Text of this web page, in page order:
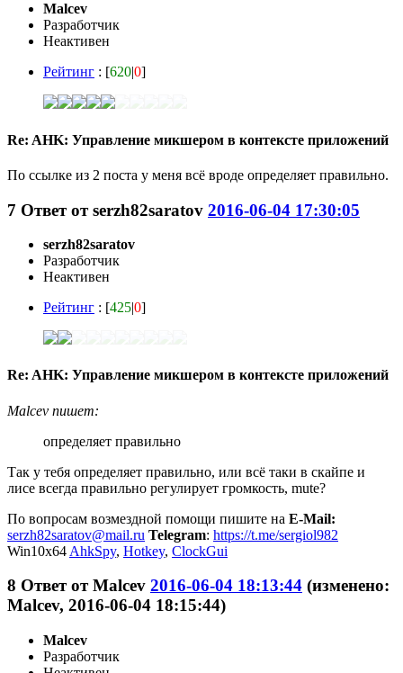
Malcev
Разработчик
Неактивен
Рейтинг : [620|0]
Re: AHK: Управление микшером в контексте приложений
По ссылке из 2 поста у меня всё вроде определяет правильно.
7 Ответ отserzh82saratov 2016-06-04 17:30:05
serzh82saratov
Разработчик
Неактивен
Рейтинг : [425|0]
Re: AHK: Управление микшером в контексте приложений
Malcev пишет:
определяет правильно
Так у тебя определяет правильно, или всё таки в скайпе и
лисе всегда правильно регулирует громкость, mute?
По вопросам возмездной помощи пишите на E-Mail:
serzh82saratov@mail.ru Telegram: https://t.me/sergiol982
Win10x64 AhkSpy, Hotkey, ClockGui
8 Ответ отMalcev 2016-06-04 18:13:44 (изменено:
Malcev, 2016-06-04 18:15:44)
Malcev
Разработчик